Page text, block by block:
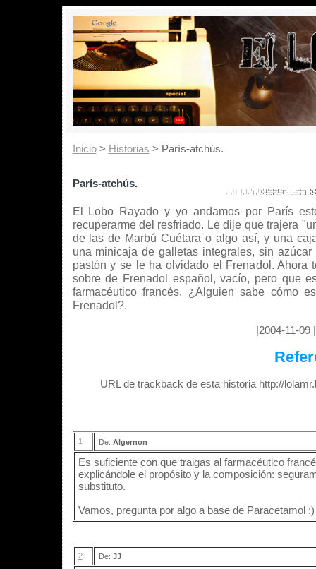
Inicio> Historias > París-atchús.
París-atchús.
El Lobo Rayado y yo andamos por París
recuperarme del resfriado. Le dije que trajera
de las de Marbú Cuétara o algo así, y una
una minicaja de galletas integrales, sin
pastón y se le ha olvidado el Frenadol. Ahora
sobre de Frenadol español, vacío, pero que
farmacéutico francés. ¿Alguien sabe cómo
Frenadol?.
|2004-11-09
URL de trackback de esta historia http://
1 De: Algernon
Es suficiente con que traigas al farmacéutico
explicándole el propósito y la composición:
substituto.
Vamos, pregunta por algo a base de Paracetamol :)
2 De: JJ